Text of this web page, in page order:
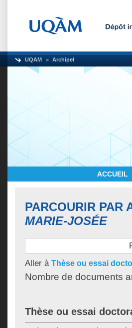
UQAM Archipel
ACCUEIL
PARCOURIR PAR
MARIE-JOSÉE
Aller à Thèse ou essai
Nombre de documents
Thèse ou essai